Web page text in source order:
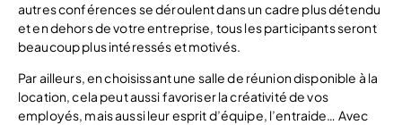
autres conférences se déroulent dans un cadre plus détendu
et en dehors de votre entreprise, tous les participants seront
beaucoup plus intéressés et motivés.
Par ailleurs, en choisissant une salle de réunion disponible à la
location, cela peut aussi favoriser la créativité de vos
employés, mais aussi leur esprit d’équipe, l’entraide… Avec